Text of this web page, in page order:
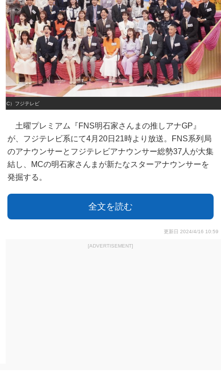
（C）フジテレビ
土曜プレミアム『FNS明石家さんまの推しアナGP』
が、フジテレビ系にて4月20日21時より放送。FNS系列局
のアナウンサーとフジテレビアナウンサー総勢37人が大集
結し、MCの明石家さんまが新たなスターアナウンサーを
発掘する。
全文を読む
更新日 2024/4/16 10:59
[ADVERTISEMENT]